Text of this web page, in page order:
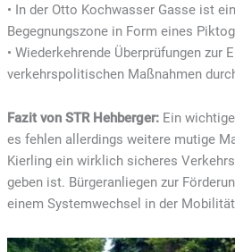
• In der Otto Kochwasser Gasse ist
Begegnungszone in Form eines
• Wiederkehrende Überprüfungen zur
verkehrspolitischen Maßnahmen
Fazit von STR Hehberger:Ein
es fehlen allerdings weitere mutige
Kierling ein wirklich sicheres
geben ist. Bürgeranliegen zur
einem Systemwechsel in der